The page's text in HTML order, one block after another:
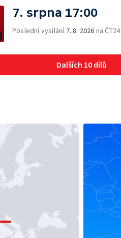
7. srpna 17:00
Poslední vysílání 7. 8. 2026 na ČT24
Dalších 10 dílů